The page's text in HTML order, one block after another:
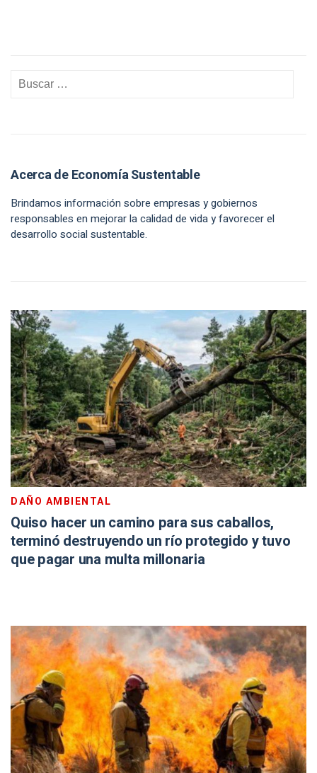
Acerca de Economía Sustentable
Brindamos información sobre empresas y gobiernos
responsables en mejorar la calidad de vida y favorecer el
desarrollo social sustentable.
DAÑO AMBIENTAL
Quiso hacer un camino para sus caballos,
terminó destruyendo un río protegido y tuvo
que pagar una multa millonaria